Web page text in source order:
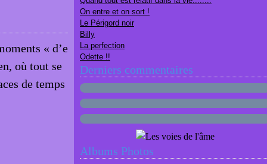
« d’e
où tout se
de temps
On entre et on sort !
Le Périgord noir
Billy
La perfection
Odette !!
Derniers commentaires
Albums Photos